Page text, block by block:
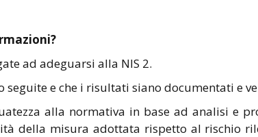
ad adeguarsi alla NIS 2.
e che i risultati siano documentati e
alla normativa in base ad analisi e
della misura adottata rispetto al rischio